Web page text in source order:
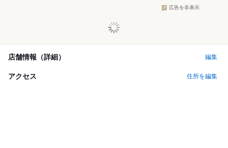
広告を非表示
店舗情報（詳細） 編集
アクセス 住所を編集